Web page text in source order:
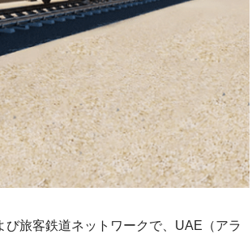
旅客鉄道ネットワークで、UAE（アラ